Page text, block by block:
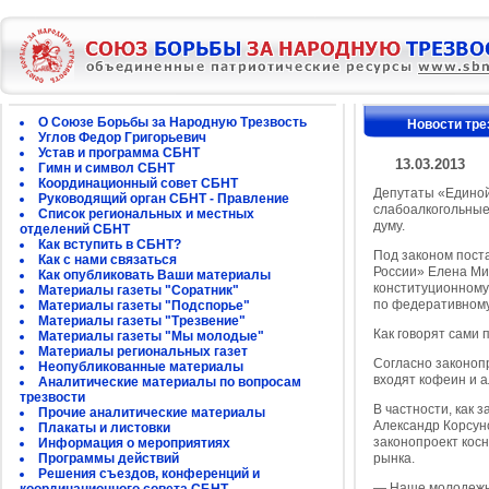
О Союзе Борьбы за Народную Трезвость
Углов Федор Григорьевич
Устав и программа СБНТ
Гимн и символ СБНТ
Координационный совет СБНТ
Руководящий орган СБНТ - Правление
Список региональных и местных
отделений СБНТ
Как вступить в СБНТ?
Как с нами связаться
Как опубликовать Ваши материалы
Материалы газеты "Соратник"
Материалы газеты "Подспорье"
Материалы газеты "Трезвение"
Материалы газеты "Мы молодые"
Материалы региональных газет
Неопубликованные материалы
Аналитические материалы по вопросам
трезвости
Прочие аналитические материалы
Плакаты и листовки
Информация о мероприятиях
Программы действий
Решения съездов, конференций и
Новости
13.03.2013
Депутаты
думу.
Под законом
России» Елена
по
Как говорят
Согласно
входят кофеин и
В частности, как
Александр
законопроект
рынка.